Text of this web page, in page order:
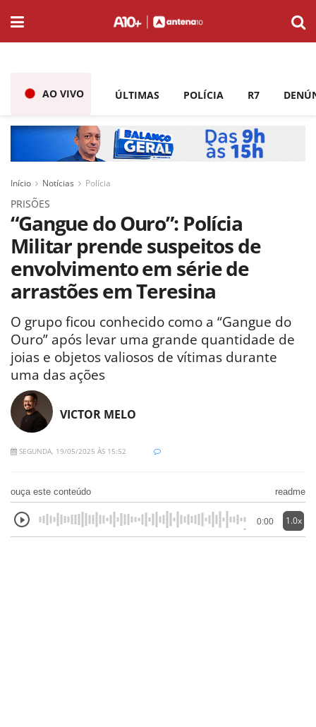
AO VIVO ÚLTIMAS POLÍCIA R7
Início Notícias Polícia
PRISÕES
“Gangue do Ouro”: Polícia
Militar prende suspeitos de
envolvimento em série de
arrastões em Teresina
O grupo ficou conhecido como a “Gangue do
Ouro” após levar uma grande quantidade de
joias e objetos valiosos de vítimas durante
uma das ações
VICTOR MELO
SEGUNDA, 19/05/2025 ÀS 15:52
ouça este conteúdo readme
0:00 1.0x